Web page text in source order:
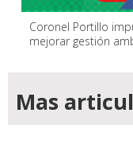
Coronel Portillo
mejorar gestión
Mas